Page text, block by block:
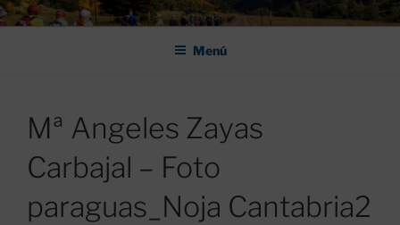
Saltar
al
ASOCIACIÓN DE AMIGOS DEL
CAMINO DE SANTIAGO DE
Menú
Mª Angeles Zayas
Carbajal – Foto
paraguas_Noja Cantabria2